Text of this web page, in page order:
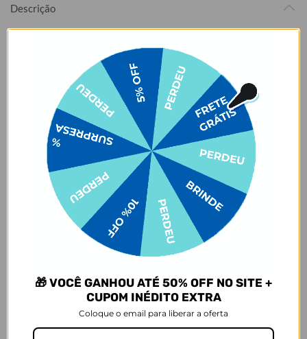
Descrição
Café frio e cerveja quente nunca mais! O Copo Térmico Vibe
comporta até 470ml e mantém sua bebida quente por até 45
minutos e fria por até 4 horas. Seu novo companheiro para aquele
churrasco no fim de semana, ou cafézinho no fim de tarde, seja qual
for a ocasião, seu Copo Térmico vai deixar tudo mais gostoso.
Agora vem a melhor parte: está disponível em várias estampas que
agradam desde os minimalistas até os pais de pets e amantes de
futebol. E claro, isso tudo sem mencionar todos os personagens
mais amados que fazem parte do nosso portfólio.
Quer uma dica? Para manter sua bebida ainda mais gelada,
recomendamos colocar gelo dentro do copo.
Dimensões e Composição
- Capacidade: 470ml
- Composição: Aço inoxidável 304 (aço inoxidável 18/8)
- Parede dupla isolada a vácuo
- Frasco livre de BPA
🎁 VOCÊ GANHOU ATÉ 50% OFF NO SITE +
CUPOM INÉDITO EXTRA
Coloque o email para liberar a oferta